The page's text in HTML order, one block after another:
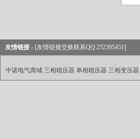
友情链接 - [友情链接交换联系QQ:252395451]
中诺电气商城 三相稳压器 单相稳压器 三相变压器